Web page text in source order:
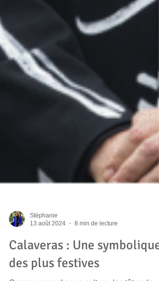
Stéphanie
13 août 2024
8 min de lecture